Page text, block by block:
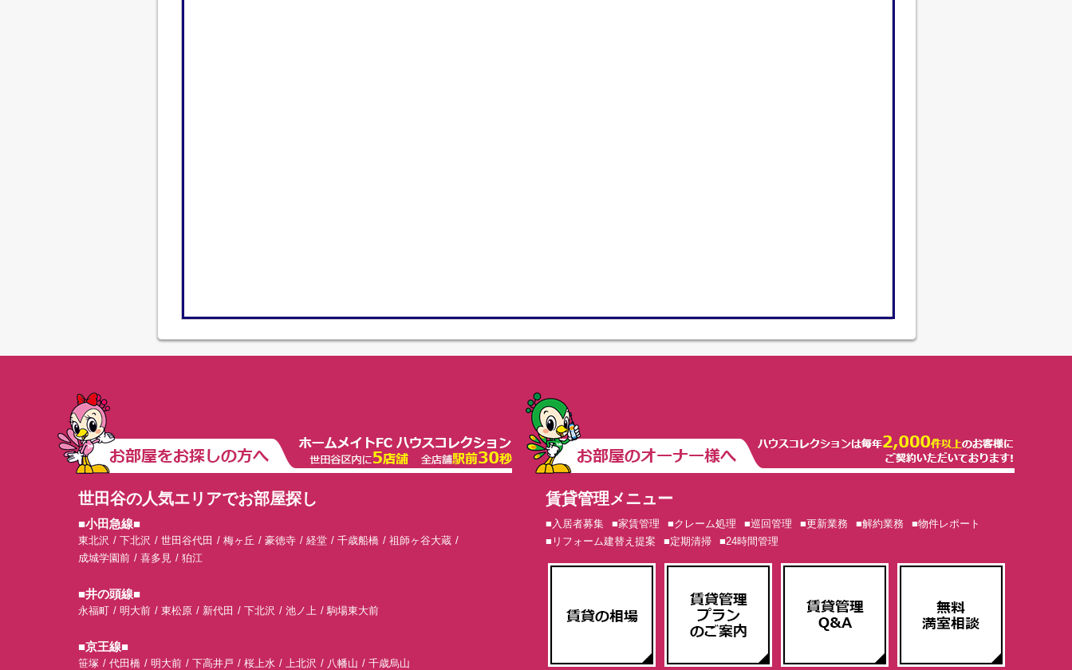
世田谷の人気エリアでお部屋探し
■小田急線■
東北沢 下北沢 世田谷代田 梅ヶ丘 豪徳寺 経堂 千歳船橋
祖師ヶ谷大蔵
成城学園前
喜多見 狛江
■井の頭線■
永福町 明大前 東松原 新代田 下北沢 池ノ上 駒場東大前
■京王線■
笹塚 代田橋 明大前 下高井戸 桜上水 上北沢 八幡山 千歳烏山
賃貸管理メニュー
■入居者募集 ■家賃管理 ■クレーム処理 ■巡回管理 ■更新業務 ■解約業務
■物件レポート
■リフォーム建替え提案
■定期清掃 ■24時間管理